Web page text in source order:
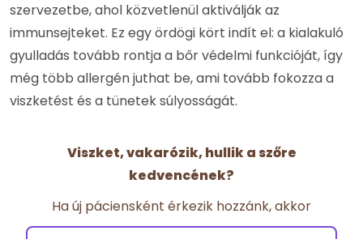
szervezetbe, ahol közvetlenül aktiválják az
immunsejteket. Ez egy ördögi kört indít el: a kialakuló
gyulladás tovább rontja a bőr védelmi funkcióját, így
még több allergén juthat be, ami tovább fokozza a
viszketést és a tünetek súlyosságát.
Viszket, vakarózik, hullik a szőre
kedvencének?
Ha új páciensként érkezik hozzánk, akkor